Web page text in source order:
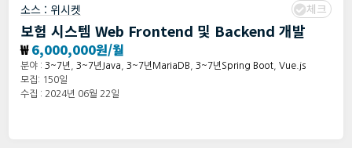
소스 : 위시켓 체크
보험 시스템 Web Frontend 및 Backend 개발
₩6,000,000원/월
분야 : 3~7년 3~7년Java 3~7년MariaDB 3~7년Spring Boot Vue.js
모집: 150일
수집 : 2024년 06월 22일